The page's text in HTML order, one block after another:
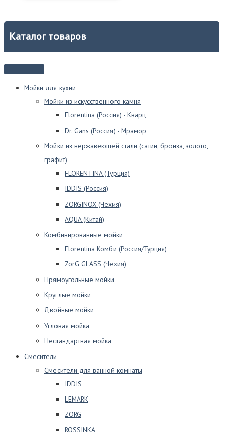
Каталог товаров
Мойки для кухни
Мойки из искусственного камня
Florentina (Россия) - Кварц
Dr. Gans (Россия) - Мрамор
Мойки из нержавеющей стали (сатин, бронза, золото,
графит)
FLORENTINA (Турция)
IDDIS (Россия)
ZORGINOX (Чехия)
AQUA (Китай)
Комбинированные мойки
Florentina Комби (Россия/Турция)
ZorG GLASS (Чехия)
Прямоугольные мойки
Круглые мойки
Двойные мойки
Угловая мойка
Нестандартная мойка
Смесители
Смесители для ванной комнаты
IDDIS
LEMARK
ZORG
ROSSINKA